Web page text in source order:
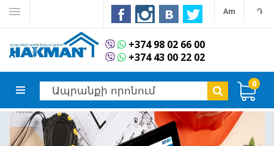
Am Դ
+374 98 02 66 00
+374 43 00 22 02
0